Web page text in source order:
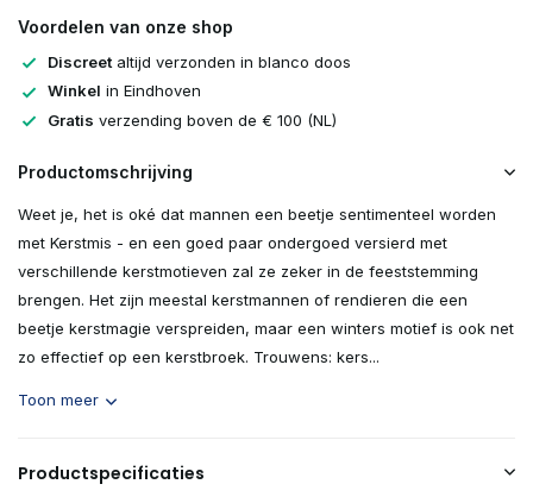
Voordelen van onze shop
Discreet altijd verzonden in blanco doos
Winkel in Eindhoven
Gratis verzending boven de € 100 (NL)
Productomschrijving
Weet je, het is oké dat mannen een beetje sentimenteel worden
met Kerstmis - en een goed paar ondergoed versierd met
verschillende kerstmotieven zal ze zeker in de feeststemming
brengen. Het zijn meestal kerstmannen of rendieren die een
beetje kerstmagie verspreiden, maar een winters motief is ook net
zo effectief op een kerstbroek. Trouwens: kers...
Toon meer
Productspecificaties